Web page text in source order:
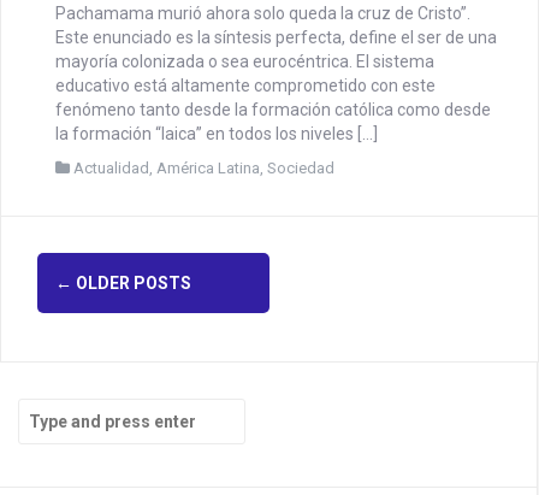
de la conciencia social. El
fenómeno CAMACHO
diciembre 10, 2019 CEDIAL
Por Mgter Marta Martinángelo Camacho afirma “la
fenómeno tanto desde la formación católica como desde
la formación “laica” en todos los niveles […]